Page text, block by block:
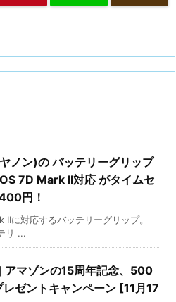
ノン)の バッテリーグリップ
7D Mark II対応 がタイムセ
円！
IIに対応するバッテリーグリップ。
リ ...
アマゾンの15周年記念、500
ゼントキャンペーン [11月17